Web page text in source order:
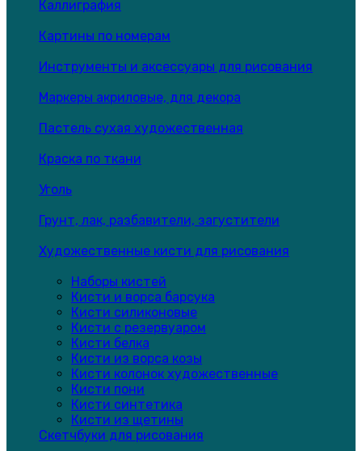
Каллиграфия
Картины по номерам
Инструменты и аксессуары для рисования
Маркеры акриловые, для декора
Пастель сухая художественная
Краска по ткани
Уголь
Грунт, лак, разбавители, загустители
Художественные кисти для рисования
Наборы кистей
Кисти и ворса барсука
Кисти силиконовые
Кисти с резервуаром
Кисти белка
Кисти из ворса козы
Кисти колонок художественные
Кисти пони
Кисти синтетика
Кисти из щетины
Скетчбуки для рисования